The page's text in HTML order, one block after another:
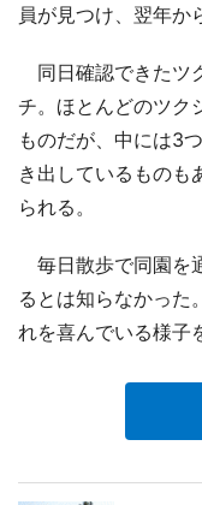
員が見つけ、翌年か
同日確認できたツ
チ。ほとんどのツク
ものだが、中には3
き出しているものも
られる。
毎日散歩で同園を
るとは知らなかった
れを喜んでいる様子